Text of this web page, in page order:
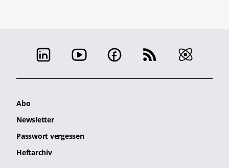
Abo
Newsletter
Passwort vergessen
Heftarchiv